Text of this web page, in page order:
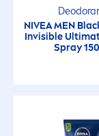
NIVEAMEN
Invisible
Spray